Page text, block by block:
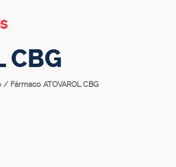
CBG
Fármaco ATOVAROL CBG